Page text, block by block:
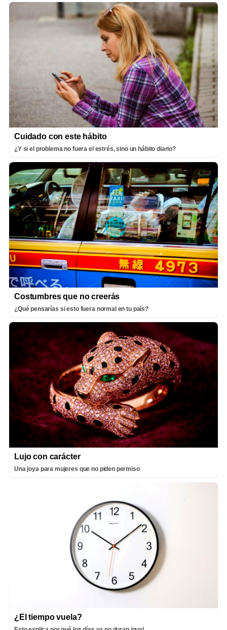
Cuidado con este hábito
¿Y si el problema no fuera el estrés, sino un hábito diario?
Costumbres que no creerás
¿Qué pensarías si esto fuera normal en tu país?
Lujo con carácter
Una joya para mujeres que no piden permiso
¿El tiempo vuela?